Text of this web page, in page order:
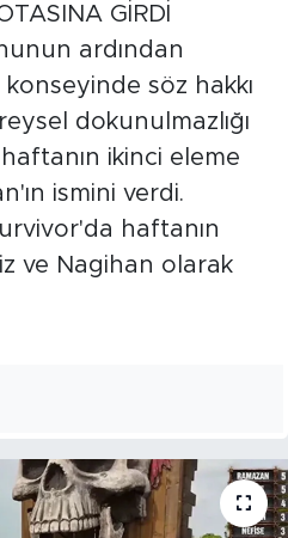
GİRDİ
ardından
söz hakkı
dokunulmazlığı
ikinci eleme
ismini verdi.
haftanın
ve Nagihan olarak